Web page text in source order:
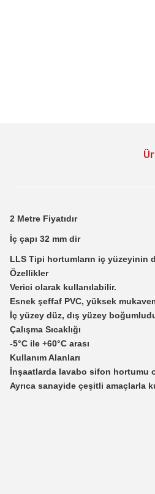
2 Metre Fiyatıdır
İç çapı 32 mm dir
LLS Tipi hortumların iç yüzeyinin
Özellikler
Verici olarak kullanılabilir.
Esnek şeffaf PVC, yüksek
İç yüzey düz, dış yüzey
Çalışma Sıcaklığı
-5°C ile +60°C arası
Kullanım Alanları
İnşaatlarda lavabo sifon hortumu
Ayrıca sanayide çeşitli amaçlarla